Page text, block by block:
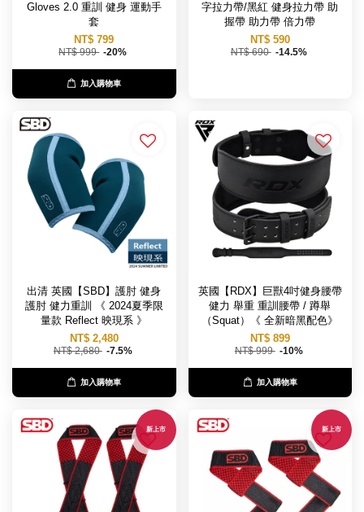
Gloves 2.0 重訓 健身 運動手
套
NT$ 799
NT$ 999 -20%
加入購物車
字拉力帶/黑紅 健身拉力帶 助
握帶 助力帶 倍力帶
NT$ 590
NT$ 690 -14.5%
出清 英國【SBD】護肘 健身
護肘 健力重訓 《 2024夏季限
量款 Reflect 映現系 》
NT$ 2,480
NT$ 2,680 -7.5%
加入購物車
英國【RDX】巨獸4吋健身腰帶
健力 舉重 重訓腰帶 / 蹲舉
（Squat）《 全新暗黑配色》
NT$ 899
NT$ 999 -10%
加入購物車
新上市 新上市